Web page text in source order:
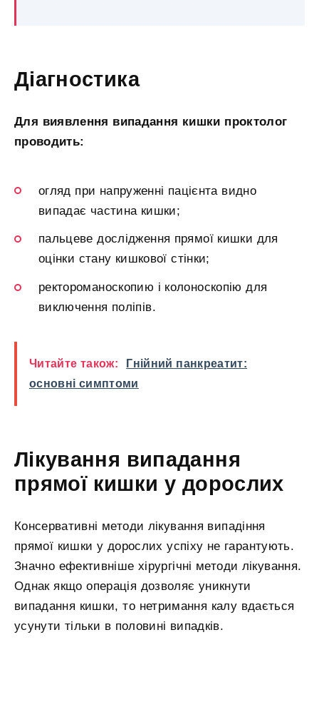
Діагностика
Для виявлення випадання кишки проктолог
проводить:
огляд при напруженні пацієнта видно
випадає частина кишки;
пальцеве дослідження прямої кишки для
оцінки стану кишкової стінки;
ректороманоскопию і колоноскопію для
виключення поліпів.
Читайте також:
Гнійний панкреатит:
основні симптоми
Лікування випадання
прямої кишки у дорослих
Консервативні методи лікування випадіння
прямої кишки у дорослих успіху не гарантують.
Значно ефективніше хірургічні методи лікування.
Однак якщо операція дозволяє уникнути
випадання кишки, то нетримання калу вдається
усунути тільки в половині випадків.